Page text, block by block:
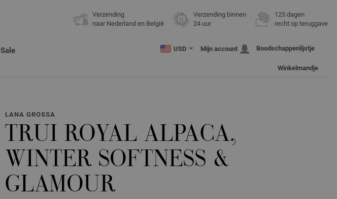
Verzending
naar Nederland en België
Verzending binnen
24 uur
125 dagen
recht op teruggave
Sale USD Mijn account Boodschappenlijstje
Winkelmandje
LANA GROSSA
TRUI ROYAL ALPACA,
WINTER SOFTNESS &
GLAMOUR